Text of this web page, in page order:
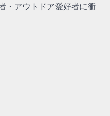
・アウトドア愛好者に衝